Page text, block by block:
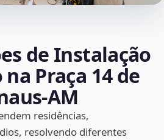
de Instalação
Praça 14 de
residências,
resolvendo diferentes